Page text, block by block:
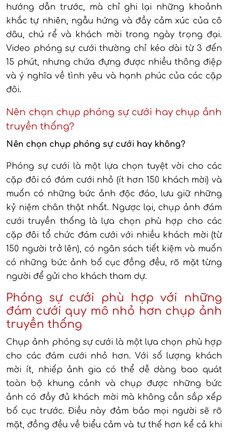
hướng dẫn trước, mà chỉ ghi lại những khoảnh
khắc tự nhiên, ngẫu hứng và đầy cảm xúc của cô
dâu, chú rể và khách mời trong ngày trọng đại.
Video phóng sự cưới thường chỉ kéo dài từ 3 đến
15 phút, nhưng chứa đựng được nhiều thông điệp
và ý nghĩa về tình yêu và hạnh phúc của các cặp
đôi.
Nên chọn chụp phóng sự cưới hay chụp ảnh
truyền thống?
Nên chọn chụp phóng sự cưới hay không?
Phóng sự cưới là một lựa chọn tuyệt vời cho các
cặp đôi có đám cưới nhỏ (ít hơn 150 khách mời) và
muốn có những bức ảnh độc đáo, lưu giữ những
kỷ niệm chân thật nhất. Ngược lại, chụp ảnh đám
cưới truyền thống là lựa chọn phù hợp cho các
cặp đôi tổ chức đám cưới với nhiều khách mời (từ
150 người trở lên), có ngân sách tiết kiệm và muốn
có những bức ảnh bố cục đồng đều, rõ mặt từng
người để gửi cho khách tham dự.
Phóng sự cưới phù hợp với những
đám cưới quy mô nhỏ hơn chụp ảnh
truyền thống
Chụp ảnh phóng sự cưới là một lựa chọn phù hợp
cho các đám cưới nhỏ hơn. Với số lượng khách
mời ít, nhiếp ảnh gia có thể dễ dàng bao quát
toàn bộ khung cảnh và chụp được những bức
ảnh có đầy đủ khách mời mà không cần sắp xếp
bố cục trước. Điều này đảm bảo mọi người sẽ rõ
mặt, đồng đều về biểu cảm và tư thế hơn kể cả khi